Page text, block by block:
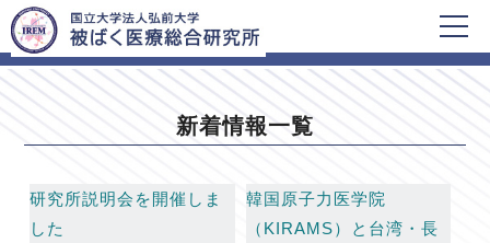
HOME 新着情報一覧
新着情報一覧
研究所説明会を開催しま
した
韓国原子力医学院
（KIRAMS）と台湾・長